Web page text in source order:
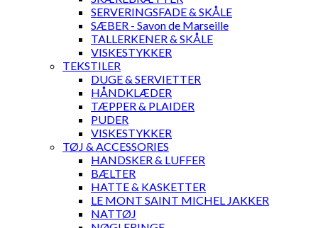
SERVERINGSFADE & SKÅLE
SÆBER - Savon de Marseille
TALLERKENER & SKÅLE
VISKESTYKKER
TEKSTILER
DUGE & SERVIETTER
HÅNDKLÆDER
TÆPPER & PLAIDER
PUDER
VISKESTYKKER
TØJ & ACCESSORIES
HANDSKER & LUFFER
BÆLTER
HATTE & KASKETTER
LE MONT SAINT MICHEL JAKKER
NATTØJ